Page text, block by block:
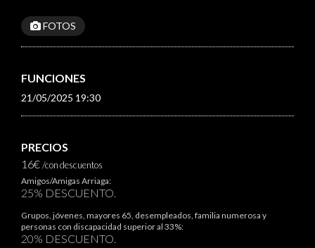
FOTOS
FUNCIONES
21/05/2025 19:30
PRECIOS
16€/con descuentos
Amigos/Amigas Arriaga:
25% DESCUENTO.
Grupos, jóvenes, mayores 65, desempleados, familia numerosa y
personas con discapacidad superior al 33%:
20% DESCUENTO.